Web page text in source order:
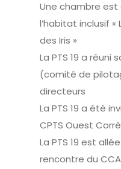
Une chambre est
l’habitat inclusif «
des Iris »
La PTS 19 a réuni
(comité de
directeurs
La PTS 19 a été
CPTS Ouest
La PTS 19 est
rencontre du